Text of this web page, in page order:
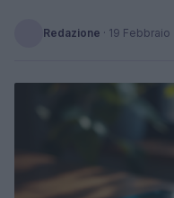
Redazione · 19 Febbraio